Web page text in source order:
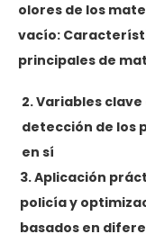
olores de los
vacío:
principales de
2. Variables
detección de los
en sí
3. Aplicación
policía y
basados ​​en